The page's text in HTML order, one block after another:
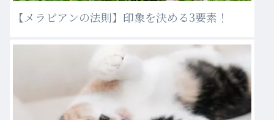
【メラビアンの法則】印象を決める3要素！